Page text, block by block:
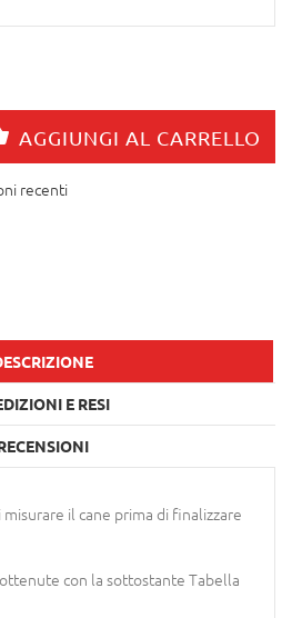
recenti
E RESI
misurare il cane prima di finalizzare
con la sottostante Tabella